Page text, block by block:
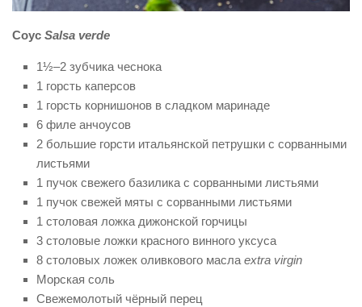
Соус Salsa verde
1½–2 зубчика чеснока
1 горсть каперсов
1 горсть корнишонов в сладком маринаде
6 филе анчоусов
2 большие горсти итальянской пет­руш­­ки с сорванными
листьями
1 пучок свежего базилика с сорванными листьями
1 пучок свежей мяты с сорванными листьями
1 столовая ложка дижонской горчицы
3 столовые ложки красного винного уксуса
8 столовых ложек оливкового масла extra virgin
Морская соль
Свежемолотый чёрный перец